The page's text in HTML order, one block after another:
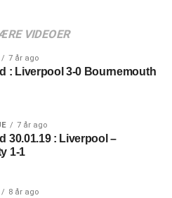
VIDEOER
7 år ago
: Liverpool 3-0 Bournemouth
7 år ago
30.01.19 : Liverpool –
1-1
8 år ago